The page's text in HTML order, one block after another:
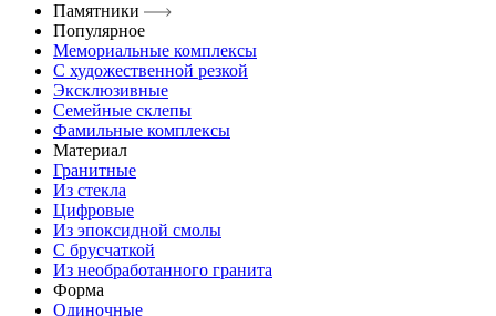
Памятники
Популярное
Мемориальные комплексы
С художественной резкой
Эксклюзивные
Семейные склепы
Фамильные комплексы
Материал
Гранитные
Из стекла
Цифровые
Из эпоксидной смолы
С брусчаткой
Из необработанного гранита
Форма
Одиночные